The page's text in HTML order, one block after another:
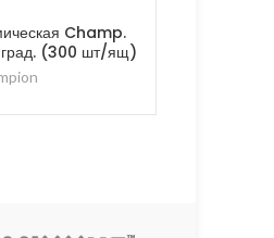
Champ.
град. (300 шт/ящ)